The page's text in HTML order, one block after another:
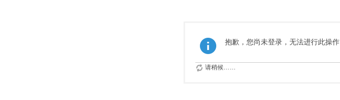
抱歉，您尚未登录，无法进行此操作
请稍候……